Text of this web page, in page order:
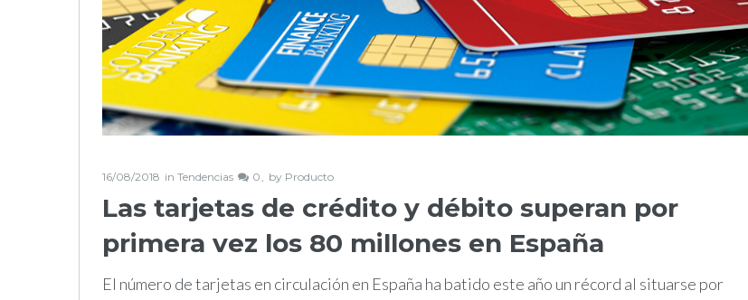
16/08/2018 in Tendencias 0 by Producto
Las tarjetas de crédito y débito superan por
primera vez los 80 millones en España
El número de tarjetas en circulación en España ha batido este año un récord al situarse por